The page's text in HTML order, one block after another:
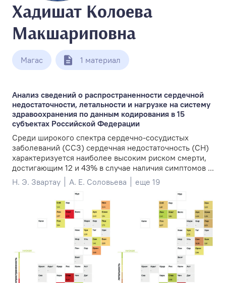
Хадишат Колоева
Макшариповна
Магас 1 материал
Анализ сведений о распространенности сердечной
недостаточности, летальности и нагрузке на систему
здравоохранения по данным кодирования в 15
субъектах Российской Федерации
Среди широкого спектра сердечно-сосудистых
заболеваний (ССЗ) сердечная недостаточность (СН)
характеризуется наиболее высоким риском смерти,
достигающим 12 и 43% в случае наличия симптомов ...
Н. Э. Звартау
А. Е. Соловьева еще 19